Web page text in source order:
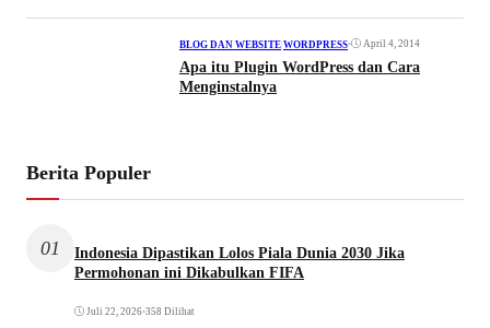
BLOG DAN WEBSITE WORDPRESS• April 4, 2014
Apa itu Plugin WordPress dan Cara
Menginstalnya
Berita Populer
01
Indonesia Dipastikan Lolos Piala Dunia 2030 Jika
Permohonan ini Dikabulkan FIFA
Juli 22, 2026•358 Dilihat